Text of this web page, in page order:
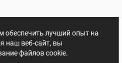
лучший опыт на
наш веб-сайт, вы
файлов cookie.